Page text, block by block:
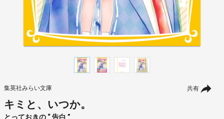
共有
集英社みらい文庫
キミと、いつか。
とっておきの “ 告白 ”